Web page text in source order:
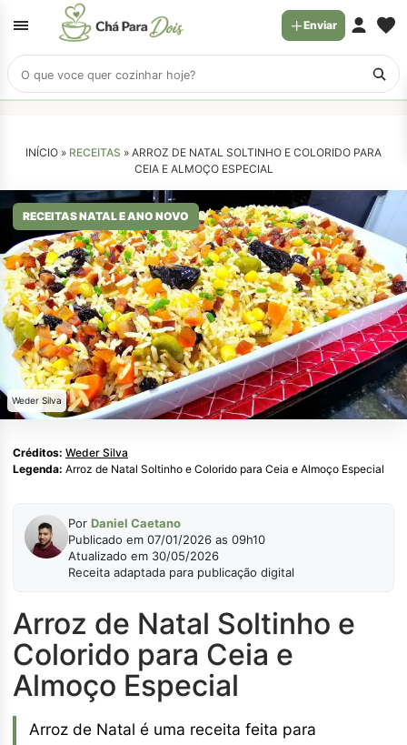
Buscar
receitas
Enviar
INÍCIO » RECEITAS » ARROZ DE NATAL SOLTINHO E COLORIDO PARA
CEIA E ALMOÇO ESPECIAL
RECEITAS NATAL E ANO NOVO
Weder Silva
Créditos: Weder Silva
Legenda: Arroz de Natal Soltinho e Colorido para Ceia e Almoço Especial
Por Daniel Caetano
Publicado em 07/01/2026 as 09h10
Atualizado em 30/05/2026
Receita adaptada para publicação digital
Arroz de Natal Soltinho e
Colorido para Ceia e
Almoço Especial
Arroz de Natal é uma receita feita para